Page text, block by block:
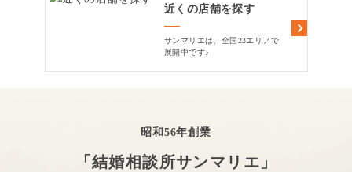
近くの店舗を探す
サンマリエは、全国23エリアで
展開中です♪
昭和56年創業
「結婚相談所サンマリエ」